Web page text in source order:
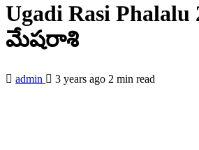
Ugadi Rasi Phalalu
మేషరాశి
admin 3 years ago 2 min read